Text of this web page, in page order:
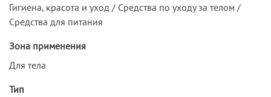
Гигиена, красота и уход / Средства по уходу за телом /
Средства для питания
Зона применения
Для тела
Тип